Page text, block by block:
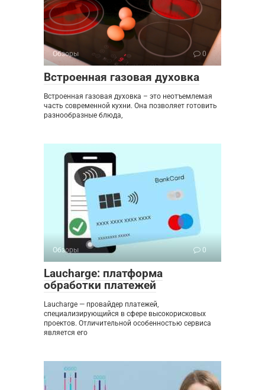
Обзоры 0
Встроенная газовая духовка
Встроенная газовая духовка – это неотъемлемая
часть современной кухни. Она позволяет готовить
разнообразные блюда,
Обзоры 0
Laucharge: платформа
обработки платежей
Laucharge — провайдер платежей,
специализирующийся в сфере высокорисковых
проектов. Отличительной особенностью сервиса
является его